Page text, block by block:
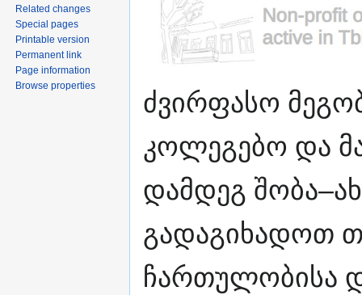
ძვირფასო
კოლეგებო და
დამდეგ
გადაგიხადოთ
ჩართულობისა
Related changes
Special pages
Printable version
Permanent link
Page information
Browse properties